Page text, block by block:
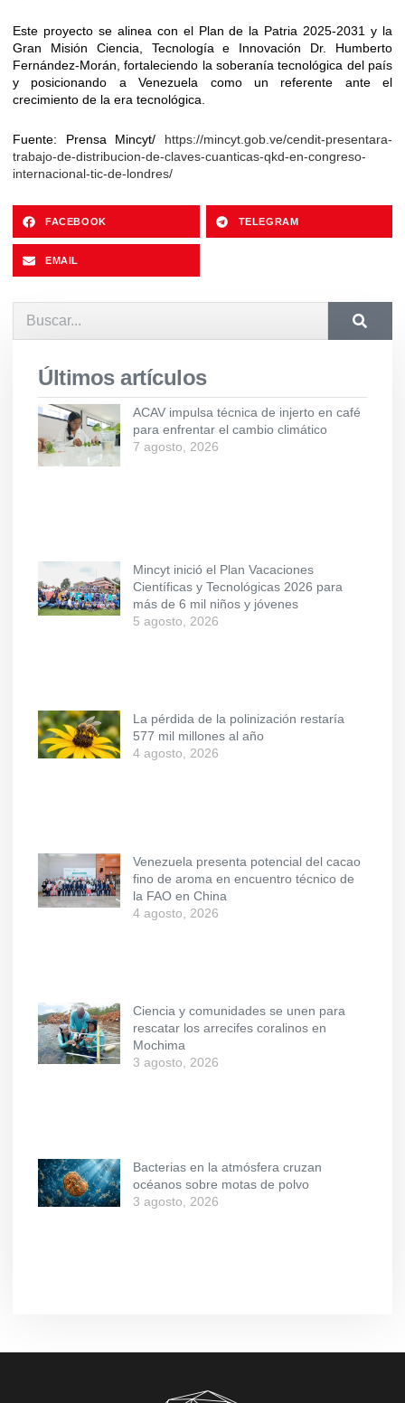
Este proyecto se alinea con el Plan de la Patria 2025-2031 y la
Gran Misión Ciencia, Tecnología e Innovación Dr. Humberto
Fernández-Morán, fortaleciendo la soberanía tecnológica del país
y posicionando a Venezuela como un referente ante el
crecimiento de la era tecnológica.
Fuente: Prensa Mincyt/ https://mincyt.gob.ve/cendit-presentara-
trabajo-de-distribucion-de-claves-cuanticas-qkd-en-congreso-
internacional-tic-de-londres/
FACEBOOK TELEGRAM
EMAIL
Últimos artículos
ACAV impulsa técnica de injerto en café
para enfrentar el cambio climático
7 agosto, 2026
Mincyt inició el Plan Vacaciones
Científicas y Tecnológicas 2026 para
más de 6 mil niños y jóvenes
5 agosto, 2026
La pérdida de la polinización restaría
577 mil millones al año
4 agosto, 2026
Venezuela presenta potencial del cacao
fino de aroma en encuentro técnico de
la FAO en China
4 agosto, 2026
Ciencia y comunidades se unen para
rescatar los arrecifes coralinos en
Mochima
3 agosto, 2026
Bacterias en la atmósfera cruzan
océanos sobre motas de polvo
3 agosto, 2026